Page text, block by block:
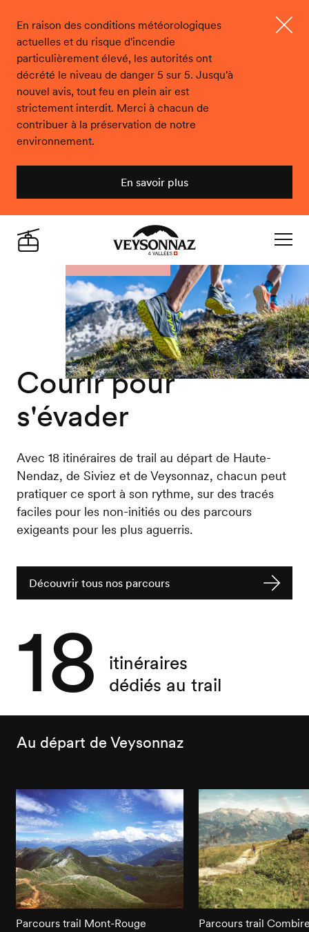
En raison des conditions météorologiques
actuelles et du risque d'incendie
particulièrement élevé, les autorités ont
décrété le niveau de danger 5 sur 5. Jusqu'à
nouvel avis, tout feu en plein air est
strictement interdit. Merci à chacun de
contribuer à la préservation de notre
environnement.
En savoir plus
Veysonnaz
Courir pour
s'évader
Avec 18 itinéraires de trail au départ de Haute-
Nendaz, de Siviez et de Veysonnaz, chacun peut
pratiquer ce sport à son rythme, sur des tracés
faciles pour les non-initiés ou des parcours
exigeants pour les plus aguerris.
Découvrir tous nos parcours
18
itinéraires
dédiés au trail
Au départ de Veysonnaz
Parcours trail Mont-Rouge
Parcours trail